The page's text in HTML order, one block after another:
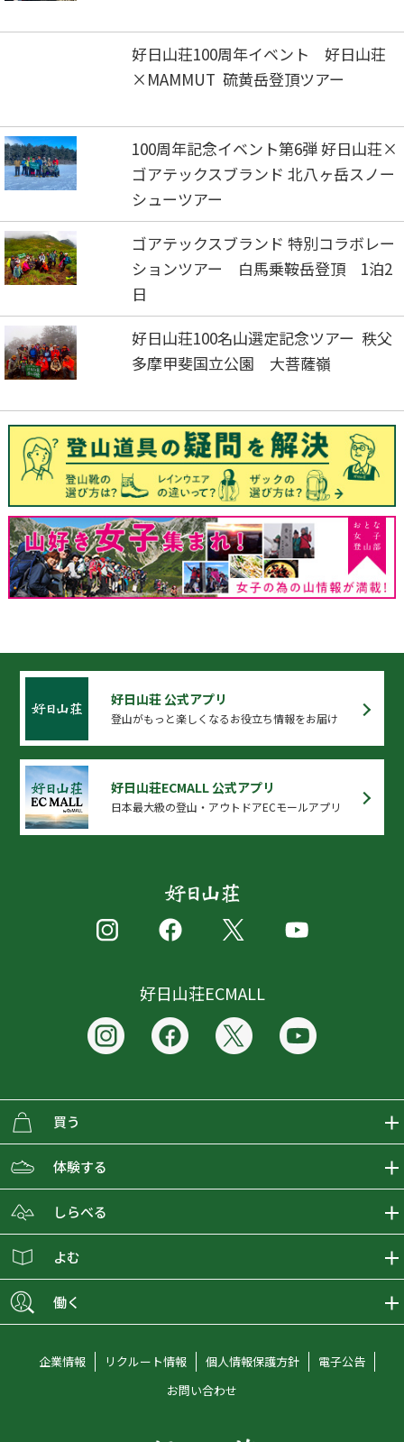
好日山荘100周年イベント 好日山荘
×MAMMUT 硫黄岳登頂ツアー
100周年記念イベント第6弾 好日山荘×
ゴアテックスブランド 北八ヶ岳スノー
シューツアー
ゴアテックスブランド 特別コラボレー
ションツアー 白馬乗鞍岳登頂 1泊2
日
好日山荘100名山選定記念ツアー 秩父
多摩甲斐国立公園 大菩薩嶺
好日山荘 公式アプリ
登山がもっと楽しくなるお役立ち情報をお届け
好日山荘ECMALL 公式アプリ
日本最大級の登山・アウトドアECモールアプリ
好日山荘ECMALL
買う
ECMALLの商品をさがす
取り扱いブランド一覧
ショップブログ
会員募集
体験する
おとな女子登山部
グラビティリサーチ
しらべる
登山レポート
オンラインコンシェルジュ
よむ
好日山荘マガジン
働く
企業情報 リクルート情報 個人情報保護方針
電子公告
お問い合わせ